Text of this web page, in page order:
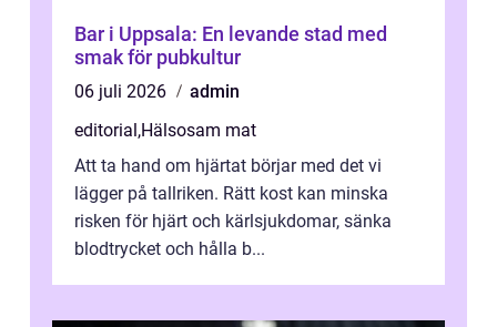
Bar i Uppsala: En levande stad med
smak för pubkultur
06 juli 2026
admin
editorial,Hälsosam mat
Att ta hand om hjärtat börjar med det vi
lägger på tallriken. Rätt kost kan minska
risken för hjärt och kärlsjukdomar, sänka
blodtrycket och hålla b...